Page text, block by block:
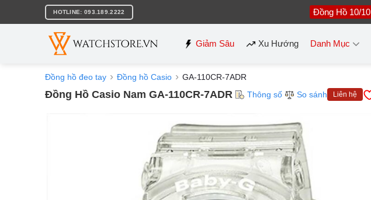
nội
HOTLINE: 093.189.2222 Đồng Hồ 10/10
Giảm Sâu Xu Hướng Danh Mục
Đồng hồ đeo tay Đồng hồ Casio GA-110CR-7ADR
Đồng Hồ Casio Nam GA-110CR-7ADR Thông số So sánh Liên hệ